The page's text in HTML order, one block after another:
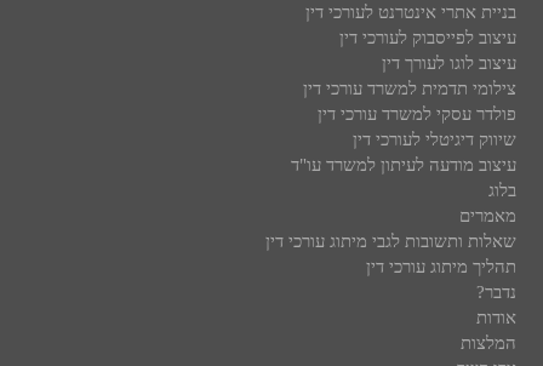
בניית אתרי אינטרנט לעורכי דין
עיצוב לפייסבוק לעורכי דין
עיצוב לוגו לעורך דין
צילומי תדמית למשרד עורכי דין
פולדר עסקי למשרד עורכי דין
שיווק דיגיטלי לעורכי דין
עיצוב מודעה לעיתון למשרד עו"ד
בלוג
מאמרים
שאלות ותשובות לגבי מיתוג עורכי דין
תהליך מיתוג עורכי דין
נדבר?
אודות
המלצות